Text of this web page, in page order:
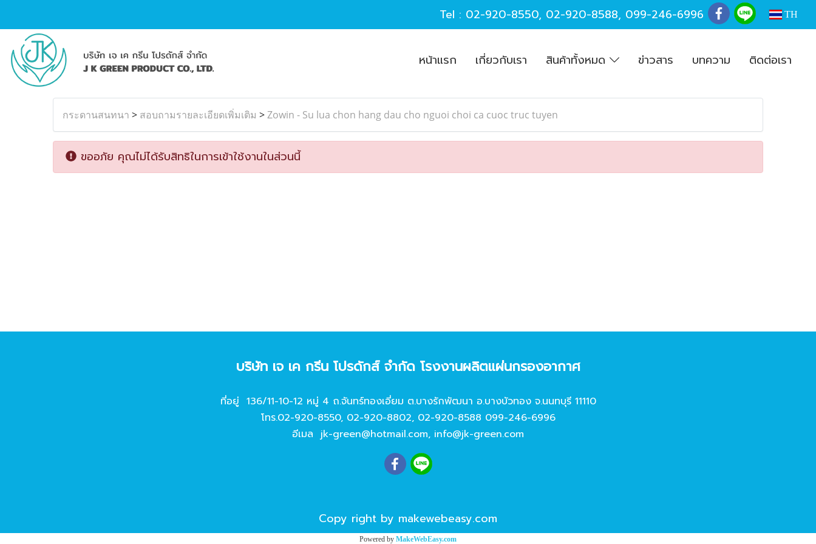
Tel : 02-920-8550, 02-920-8588, 099-246-6996 TH
หน้าแรก เกี่ยวกับเรา สินค้าทั้งหมด ข่าวสาร บทความ ติดต่อเรา
กระดานสนทนา > สอบถามรายละเอียดเพิ่มเติม >Zowin - Su lua chon hang dau cho nguoi choi ca cuoc truc tuyen
ขออภัย คุณไม่ได้รับสิทธิในการเข้าใช้งานในส่วนนี้
บริษัท เจ เค กรีน โปรดักส์ จํากัด โรงงานผลิตแผ่นกรองอากาศ
ที่อยู่ 136/11-10-12 หมู่ 4 ถ.จันทร์ทองเอี่ยม ต.บางรักพัฒนา อ.บางบัวทอง จ.นนทบุรี 11110
โทร.02-920-8550, 02-920-8802, 02-920-8588 099-246-6996
อีเมล jk-green@hotmail.com, info@jk-green.com
Copy right by makewebeasy.com
Powered by MakeWebEasy.com